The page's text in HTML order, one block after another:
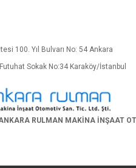
Sitesi 100. Yıl Bulvarı
Futuhat Sokak No:34
RULMAN MAKİNA İNŞAAT